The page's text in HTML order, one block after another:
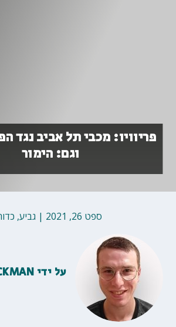
פריוויו: מכבי תל אביב נגד
וגם: הימור
ספט 26, 2021 | גביע,
על ידי